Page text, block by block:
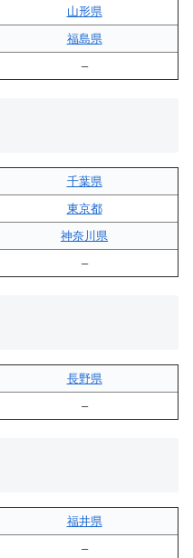
山形県
福島県
–
千葉県
東京都
神奈川県
–
長野県
–
福井県
–